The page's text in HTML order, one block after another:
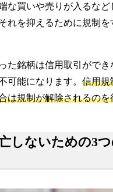
な買いや売りが入るなど
れを抑えるために規制を
た銘柄は信用取引ができ
可能になります。 信用規
は規制が解除されるのを
しないための3